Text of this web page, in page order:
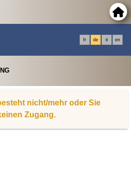
fr de it en
nicht/mehr oder Sie
Zugang.